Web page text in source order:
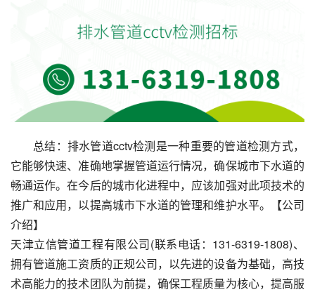
总结：排水管道cctv检测是一种重要的管道检测方式，
它能够快速、准确地掌握管道运行情况，确保城市下水道的
畅通运作。在今后的城市化进程中，应该加强对此项技术的
推广和应用，以提高城市下水道的管理和维护水平。【公司
介绍】
天津立信管道工程有限公司(联系电话：131-6319-1808)、
拥有管道施工资质的正规公司，以先进的设备为基础，高技
术高能力的技术团队为前提，确保工程质量为核心，提高服